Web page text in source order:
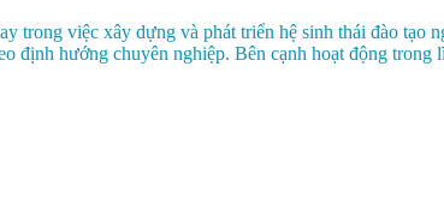
việc xây dựng và phát triển hệ sinh thái đào tạo
định hướng chuyên nghiệp. Bên cạnh hoạt động